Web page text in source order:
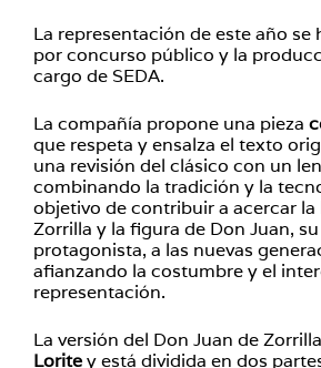
La representación de este año se
por concurso público y la
cargo de SEDA.
La compañía propone una pieza
que respeta y ensalza el texto
una revisión del clásico con un
combinando la tradición y la
objetivo de contribuir a acercar
Zorrilla y la figura de Don Juan,
protagonista, a las nuevas
afianzando la costumbre y el
representación.
La versión del Don Juan de
Loritey está dividida en dos